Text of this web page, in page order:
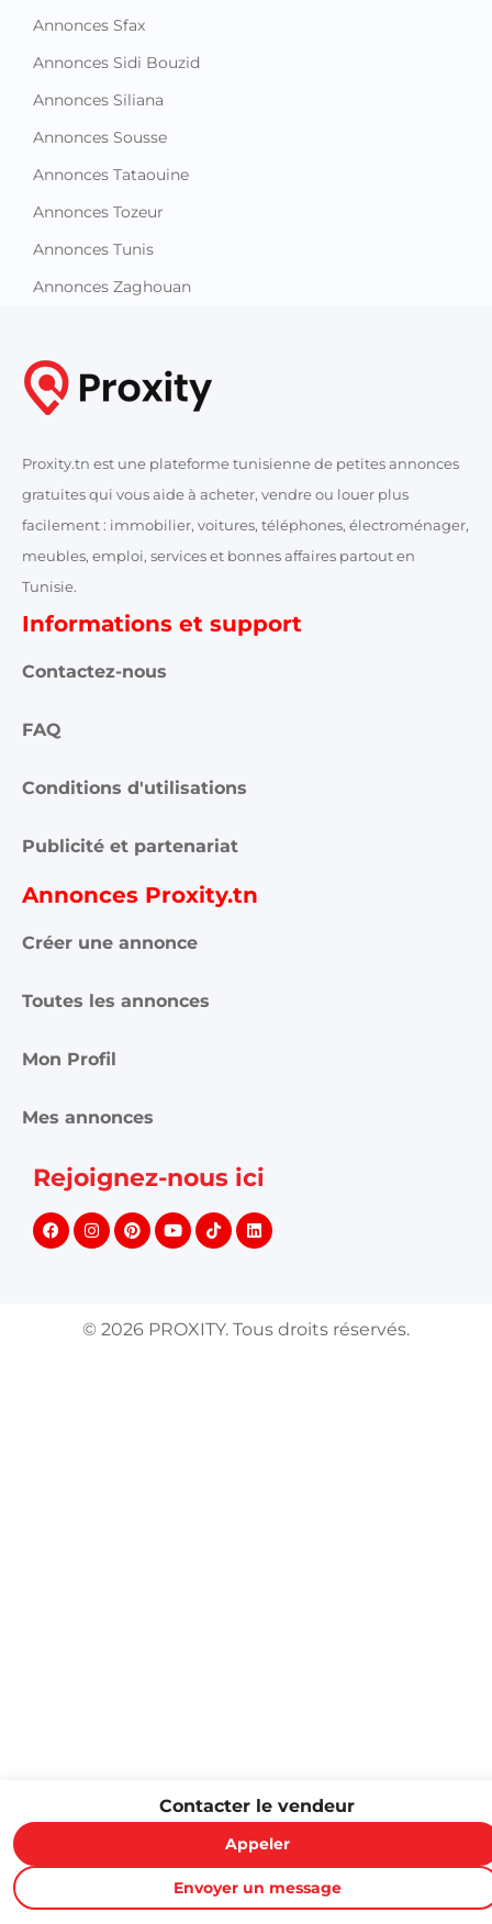
Contacter le vendeur
Appeler
Envoyer un message
Annonces Sfax
Annonces Sidi Bouzid
Annonces Siliana
Annonces Sousse
Annonces Tataouine
Annonces Tozeur
Annonces Tunis
Annonces Zaghouan
Proxity.tn est une plateforme tunisienne de petites annonces
gratuites qui vous aide à acheter, vendre ou louer plus
facilement : immobilier, voitures, téléphones, électroménager,
meubles, emploi, services et bonnes affaires partout en
Tunisie.
Informations et support
Contactez-nous
FAQ
Conditions d'utilisations
Publicité et partenariat
Annonces Proxity.tn
Créer une annonce
Toutes les annonces
Mon Profil
Mes annonces
Rejoignez-nous ici
© 2026 PROXITY. Tous droits réservés.